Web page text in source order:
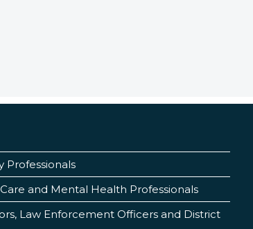
Professionals
and Mental Health Professionals
Law Enforcement Officers and District